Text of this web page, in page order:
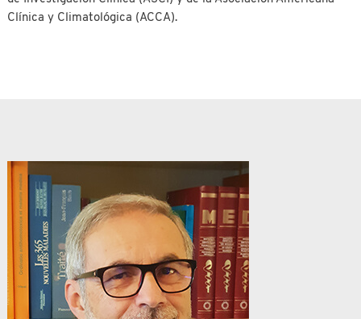
Clínica y Climatológica (ACCA).